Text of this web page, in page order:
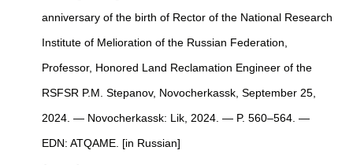
anniversary of the birth of Rector of the National Research
Institute of Melioration of the Russian Federation,
Professor, Honored Land Reclamation Engineer of the
RSFSR P.M. Stepanov, Novocherkassk, September 25,
2024. — Novocherkassk: Lik, 2024. — P. 560–564. —
EDN: ATQAME. [in Russian]